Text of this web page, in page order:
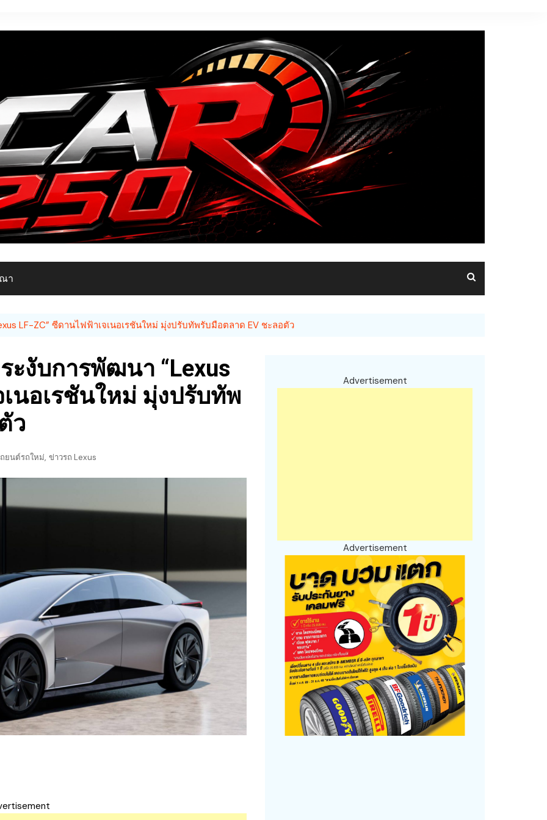
า
LF-ZC” ซีดานไฟฟ้าเจเนอเรชันใหม่ มุ่งปรับทัพรับมือตลาด EV ชะลอตัว
ะงับการพัฒนา “Lexus
นอเรชันใหม่ มุ่งปรับทัพ
ว
ยนต์รถใหม่, ข่าวรถ Lexus
Advertisement
Advertisement